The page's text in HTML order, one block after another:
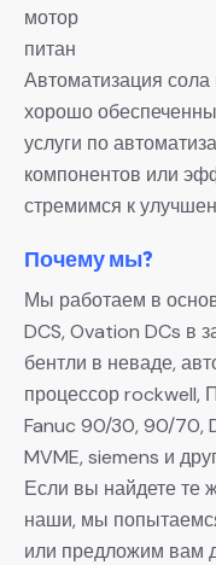
мотор
питан
Автоматизация сола
хорошо
услуги по
компонентов или
стремимся к
Почему мы?
Мы работаем в
DCS, Ovation DCs в
бентли в неваде,
процессор rockwell,
Fanuc 90/30, 90/70,
MVME, siemens и
Если вы найдете те
наши, мы
или предложим вам